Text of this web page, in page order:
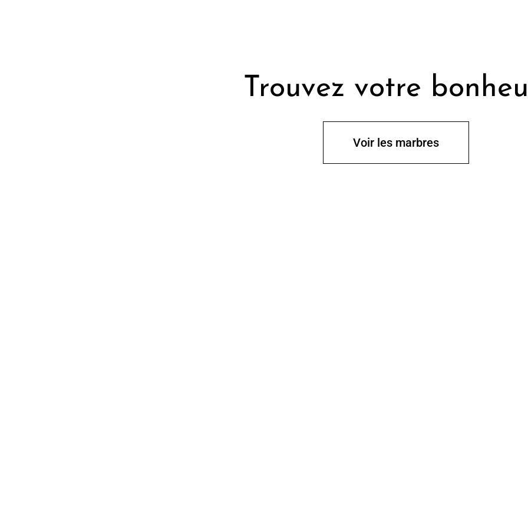
Trouvez votre
Voir les marbres